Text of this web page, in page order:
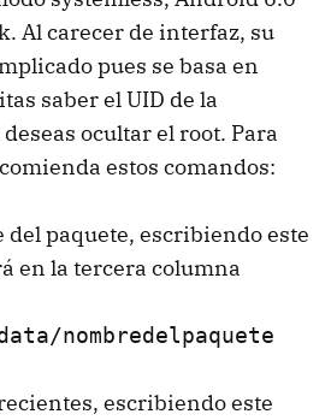
Al carecer de interfaz, su
pues se basa en
saber el UID de la
ocultar el root. Para
estos comandos:
del paquete, escribiendo este
en la tercera columna
nombredelpaquete
escribiendo este